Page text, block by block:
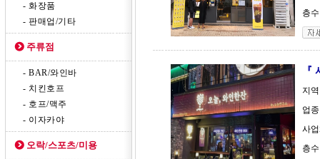
- 화장품
- 판매업/기타
주류점
- BAR/와인바
- 치킨호프
- 호프/맥주
- 이자카야
오락/스포츠/미용
층
『
지
업
사
층